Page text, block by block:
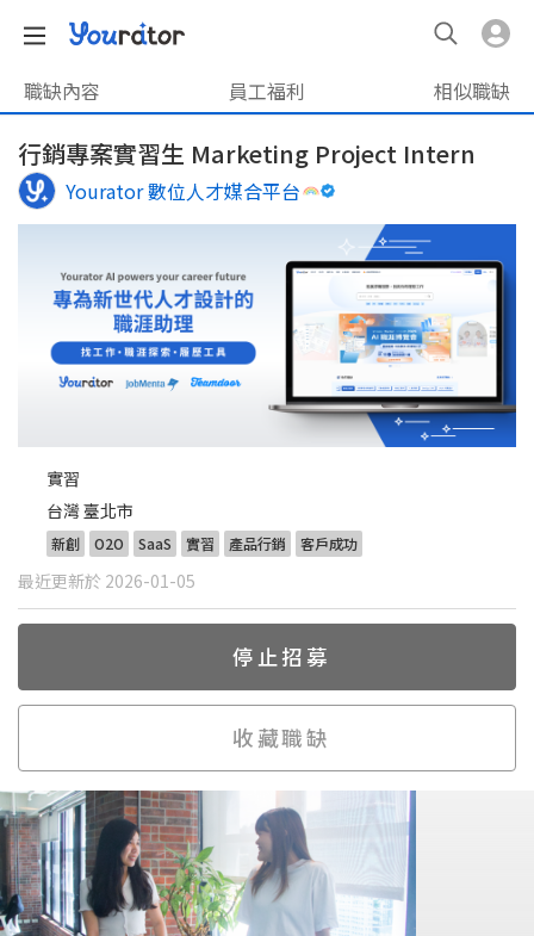
職缺內容 員工福利 相似職缺
行銷專案實習生 Marketing Project Intern
Yourator 數位人才媒合平台
實習
台灣 臺北市
新創 O2O SaaS 實習 產品行銷 客戶成功
最近更新於 2026-01-05
停止招募
收藏職缺